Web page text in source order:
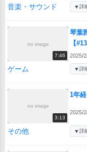
音楽・サウンド ▼詳
no image
7:46
琴葉
【
2025/
ゲーム ▼詳
no image
3:13
1年
2025/
その他 ▼詳